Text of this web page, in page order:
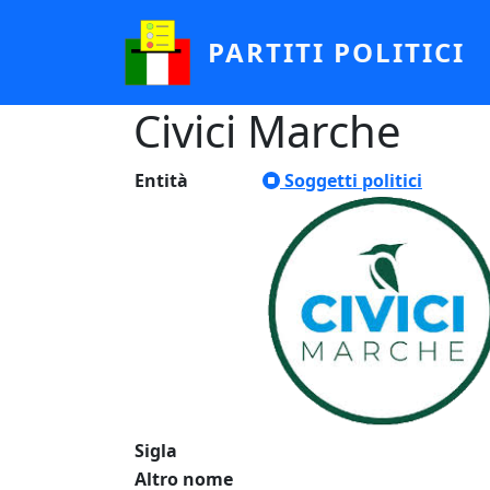
PARTITI POLITICI
Civici Marche
Entità Soggetti politici
Sigla
Altro nome